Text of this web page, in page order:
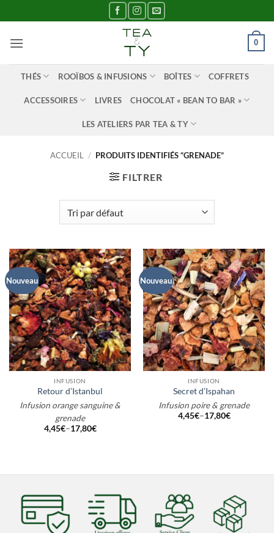
au
contenu
0
THÉS ROOÏBOS & INFUSIONS BOÎTES COFFRETS
ACCESSOIRES LIVRES CHOCOLAT « BEAN TO BAR »
LES ATELIERS PAR TEA & TY
ACCUEIL / PRODUITS IDENTIFIÉS “GRENADE”
FILTRER
Nouveau
INFUSION
Retour d’Istanbul
Infusion orange sanguine &
grenade
4,45€–17,80€
Nouveau
INFUSION
Secret d’Ispahan
Infusion poire & grenade
4,45€–17,80€